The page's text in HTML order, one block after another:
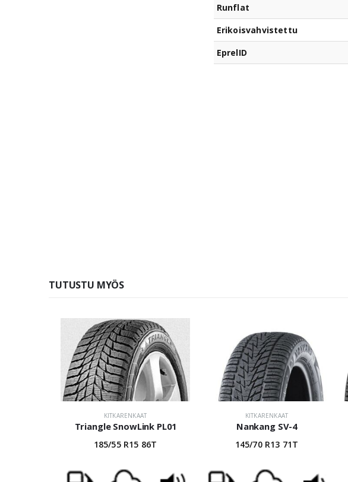
Runflat
Erikoisvahvistettu
EprelID
TUTUSTU MYÖS
KITKARENKAAT
Triangle SnowLink PL01
185/55 R15 86T
KITKARENKAAT
Nankang SV-4
145/70 R13 71T